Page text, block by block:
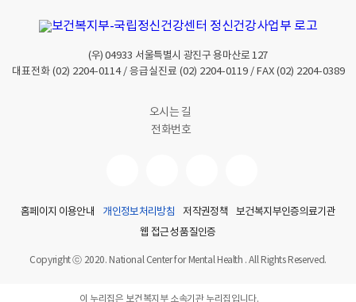
(우)04933 서울특별시 광진구 용마산로 127
대표전화 (02) 2204-0114/ 응급실진료 (02) 2204-0119/ FAX (02) 2204-0389
오시는 길
전화번호
홈페이지 이용안내 개인정보처리방침 저작권정책
보건복지부인증의료기관
웹 접근성 품질인증
Copyright ⓒ 2020. National Center for Mental Health . All Rights Reserved.
이 누리집은 보건복지부 소속기관 누리집입니다.